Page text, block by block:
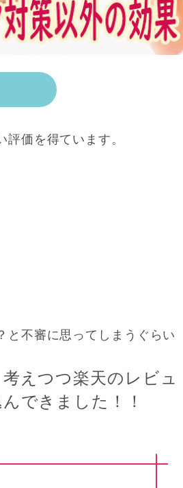
価を得ています。
と不審に思ってしまうぐらい
えつつ楽天のレビュ
できました！！